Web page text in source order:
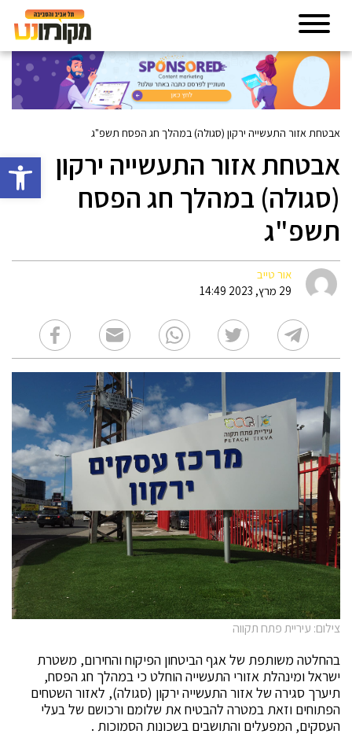
פתח
אבטחת אזור התעשייה ירקון (סגולה) במהלך חג הפסח תשפ"ג
אבטחת אזור התעשייה ירקון
(סגולה) במהלך חג הפסח
תשפ"ג
אור טייב
29 מרץ, 2023 14:49
צילום: עיריית פתח תקווה
בהחלטה משותפת של אגף הביטחון הפיקוח והחירום, משטרת
ישראל ומינהלת אזורי התעשייה הוחלט כי במהלך חג הפסח,
תיערך סגירה של אזור התעשייה ירקון (סגולה), לאזור השטחים
הפתוחים וזאת במטרה להבטיח את שלומם ורכושם של בעלי
העסקים, המפעלים והתושבים בשכונות הסמוכות .